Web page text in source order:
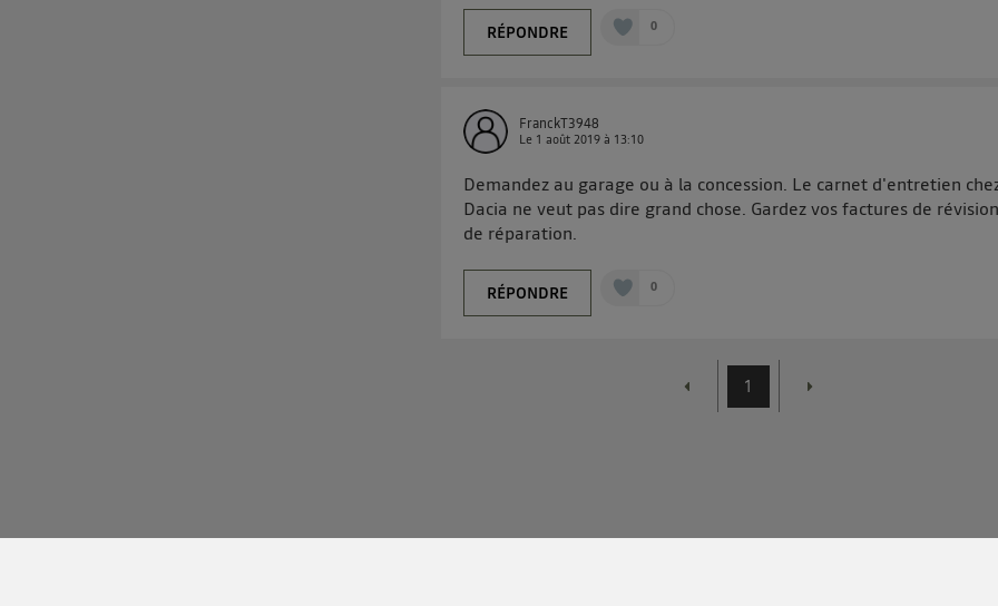
RÉPONDRE 0
FranckT3948
Le 1 août 2019 à 13:10
Demandez au garage ou à la concession. Le carnet d'entretien
Dacia ne veut pas dire grand chose. Gardez vos factures de
de réparation.
RÉPONDRE 0
1